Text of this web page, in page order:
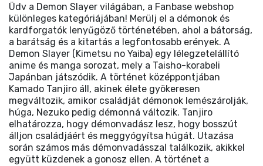
Üdv a Demon Slayer világában, a Fanbase webshop
különleges kategóriájában! Merülj el a démonok és
kardforgatók lenyűgöző történetében, ahol a bátorság,
a barátság és a kitartás a legfontosabb erények. A
Demon Slayer (Kimetsu no Yaiba) egy lélegzetelállító
anime és manga sorozat, mely a Taisho-korabeli
Japánban játszódik. A történet középpontjában
Kamado Tanjiro áll, akinek élete gyökeresen
megváltozik, amikor családját démonok lemészárolják,
húga, Nezuko pedig démonná változik. Tanjiro
elhatározza, hogy démonvadász lesz, hogy bosszút
álljon családjáért és meggyógyítsa húgát. Utazása
során számos más démonvadásszal találkozik, akikkel
együtt küzdenek a gonosz ellen. A történet a